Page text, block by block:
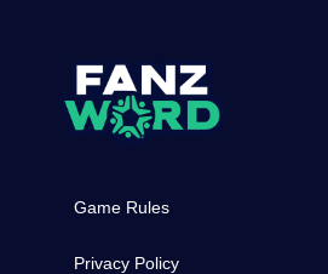
Game Rules
Privacy Policy